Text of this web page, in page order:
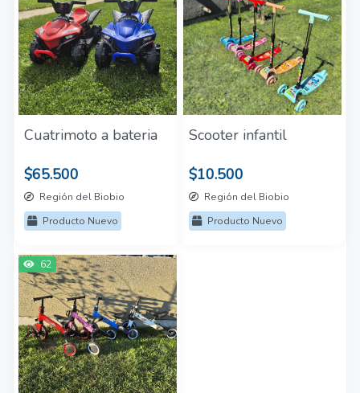
Cuatrimoto a bateria
$65.500
Región del Biobio
Producto Nuevo
Scooter infantil
$10.500
Región del Biobio
Producto Nuevo
62